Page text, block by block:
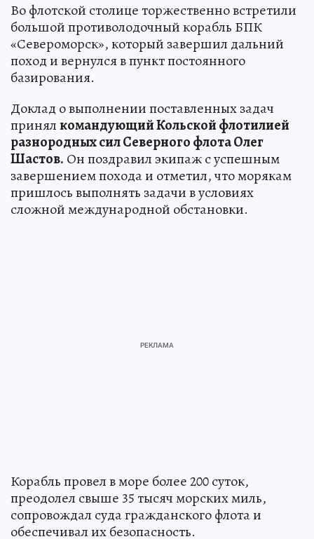
Во флотской столице торжественно встретили
большой противолодочный корабль БПК
«Североморск», который завершил дальний
поход и вернулся в пункт постоянного
базирования.
Доклад о выполнении поставленных задач
принялкомандующий Кольской флотилией
разнородных сил Северного флота Олег
Шастов. Он поздравил экипаж с успешным
завершением похода и отметил, что морякам
пришлось выполнять задачи в условиях
сложной международной обстановки.
Корабль провел в море более 200 суток,
преодолел свыше 35 тысяч морских миль,
сопровождал суда гражданского флота и
обеспечивал их безопасность.